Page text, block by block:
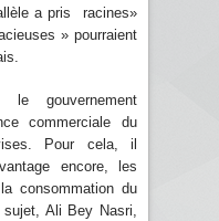
a pris racines»
» pourraient
le gouvernement
commerciale du
Pour cela, il
encore, les
consommation du
Ali Bey Nasri,